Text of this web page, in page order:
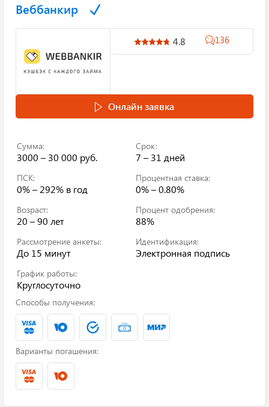
Веббанкир
4.8 136
Онлайн заявка
Сумма:
3000 – 30 000 руб.
Срок:
7 – 31 дней
ПСК:
0% – 292% в год
Процентная ставка:
0% – 0.80%
Возраст:
20 – 90 лет
Процент одобрения:
88%
Рассмотрение анкеты:
До 15 минут
Идентификация:
Электронная подпись
График работы:
Круглосуточно
Способы получения:
Варианты погашения: